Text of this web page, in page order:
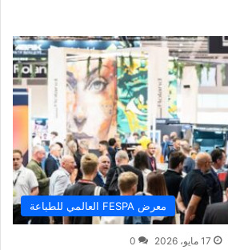
معرض FESPA العالمي للطباعة
17 مايو، 2026 0